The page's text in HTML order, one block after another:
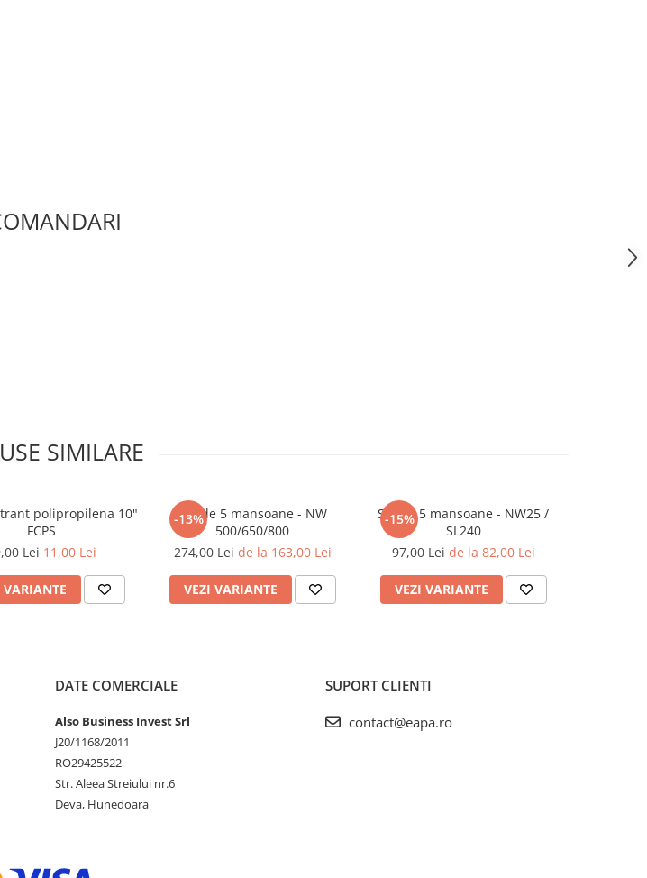
SIMILARE
polipropilena 10"
FCPS
Lei11,00 Lei
VARIANTE
-13%
Set de 5 mansoane - NW
500/650/800
274,00 Leide la 163,00 Lei
VEZI VARIANTE
-15%
Set de 5 mansoane - NW25 /
SL240
97,00 Leide la 82,00 Lei
VEZI VARIANTE
DATE COMERCIALE
Also Business Invest Srl
J20/1168/2011
RO29425522
Str. Aleea Streiului nr.6
Deva, Hunedoara
SUPORT CLIENTI
contact@eapa.ro